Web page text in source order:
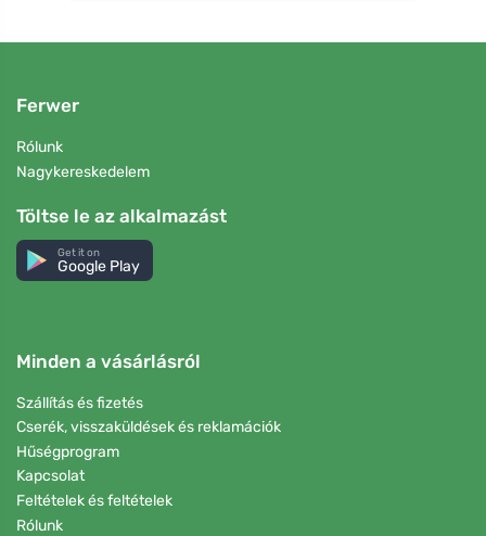
Ferwer
Rólunk
Nagykereskedelem
Töltse le az alkalmazást
Get it on
Google Play
Minden a vásárlásról
Szállítás és fizetés
Cserék, visszaküldések és reklamációk
Hűségprogram
Kapcsolat
Feltételek és feltételek
Rólunk